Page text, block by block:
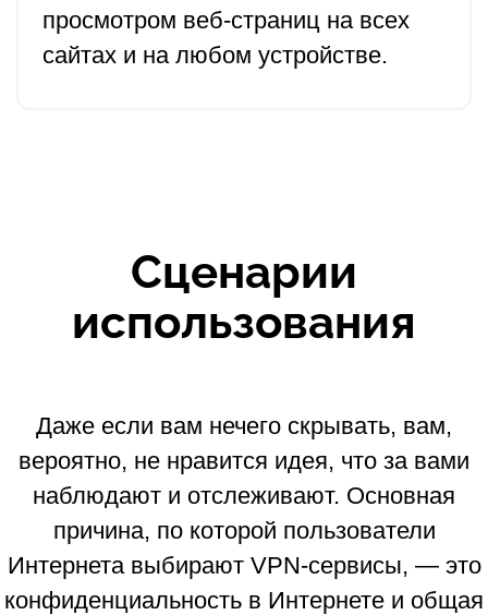
просмотром веб-страниц на всех
сайтах и на любом устройстве.
Сценарии
использования
Даже если вам нечего скрывать, вам,
вероятно, не нравится идея, что за вами
наблюдают и отслеживают. Основная
причина, по которой пользователи
Интернета выбирают VPN-сервисы, — это
конфиденциальность в Интернете и общая